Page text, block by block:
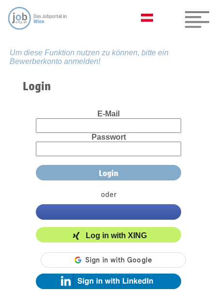
Um diese Funktion nutzen zu können, bitte ein
Bewerberkonto anmelden!
Login
E-Mail
Passwort
oder
Log in with XING